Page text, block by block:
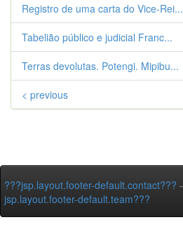
Registro de uma carta do Vice-Rei...
Tabelião público e judicial Franc...
Terras devolutas. Potengi. Mipibu...
< previous
???jsp.layout.footer-default.contact??? -
jsp.layout.footer-default.team???